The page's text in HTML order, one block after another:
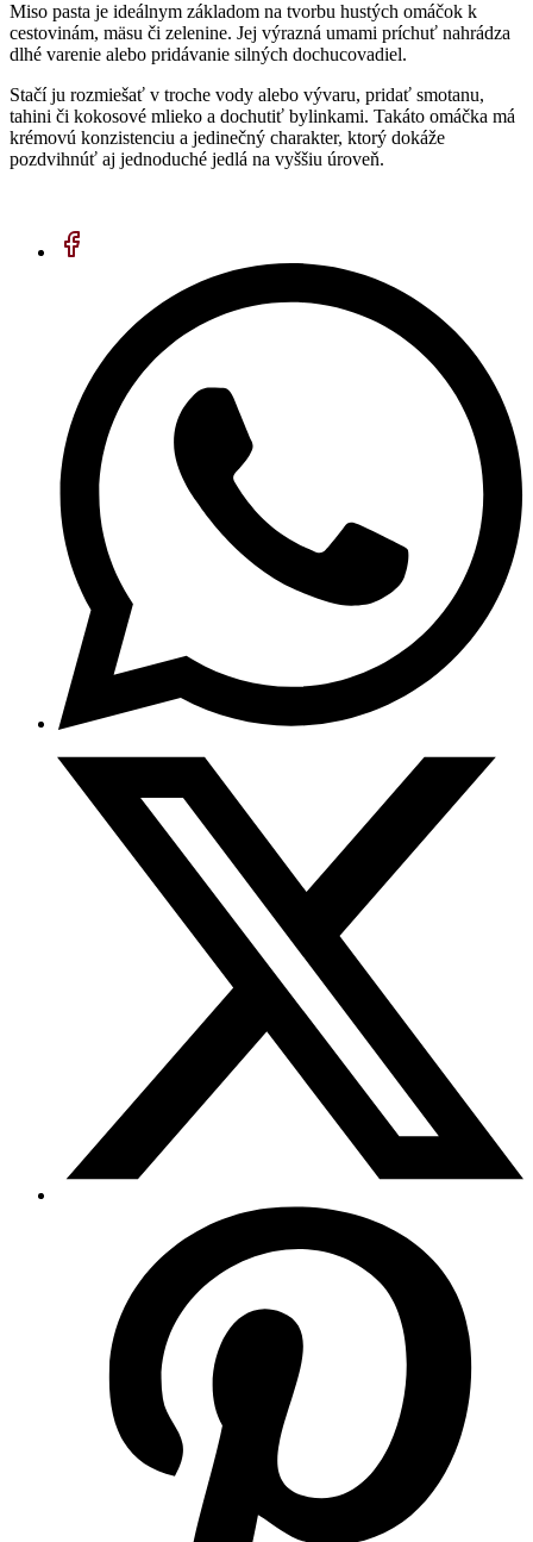
Miso pasta je ideálnym základom na tvorbu hustých omáčok k
cestovinám, mäsu či zelenine. Jej výrazná umami príchuť nahrádza
dlhé varenie alebo pridávanie silných dochucovadiel.
Stačí ju rozmiešať v troche vody alebo vývaru, pridať smotanu,
tahini či kokosové mlieko a dochutiť bylinkami. Takáto omáčka má
krémovú konzistenciu a jedinečný charakter, ktorý dokáže
pozdvihnúť aj jednoduché jedlá na vyššiu úroveň.